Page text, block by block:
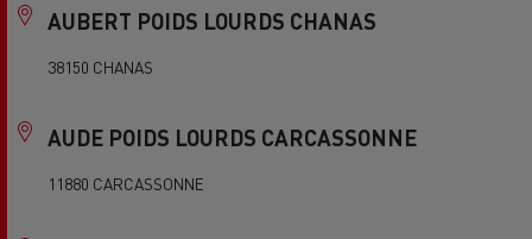
AUBERT POIDS LOURDS CHANAS
38150 CHANAS
AUDE POIDS LOURDS CARCASSONNE
11880 CARCASSONNE